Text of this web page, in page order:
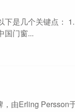
是几个关键点：
国门窗...
由Erling Persson